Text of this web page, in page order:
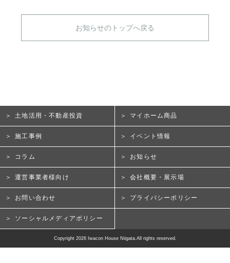
お知らせのトップへ戻る
土地活用・不動産投資 マイホーム商品
施工事例 イベント情報
コラム お知らせ
運営事業者様向け 会社概要・展示場
お問い合わせ プライバシーポリシー
ソーシャルメディアポリシー
Copyright 2026 Iwacon House Niigata.All rights reserved.